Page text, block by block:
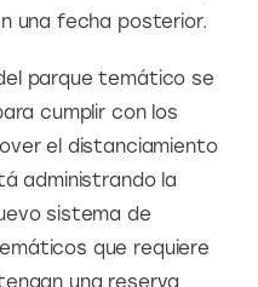
una fecha posterior.
parque temático se
cumplir con los
el distanciamiento
administrando la
sistema de
que requiere
una reserva